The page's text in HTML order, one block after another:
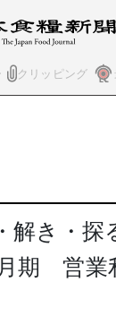
クリッピング
解き・探
期 営業